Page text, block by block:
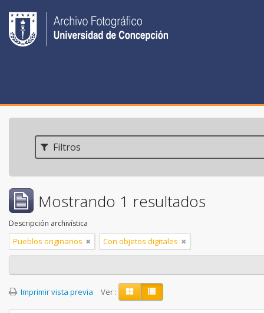
Filtros
Mostrando 1 resultados
Descripción archivística
Pueblos originarios Con objetos digitales
Imprimir vista previa Ver :